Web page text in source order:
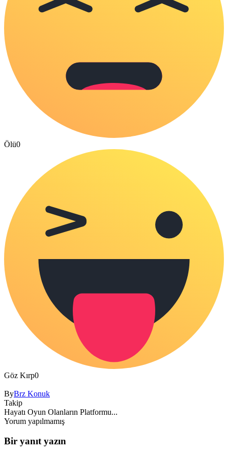
Ölü0
Göz Kırp0
ByBrz Konuk
Takip
Hayatı Oyun Olanların Platformu...
Yorum yapılmamış
Bir yanıt yazın